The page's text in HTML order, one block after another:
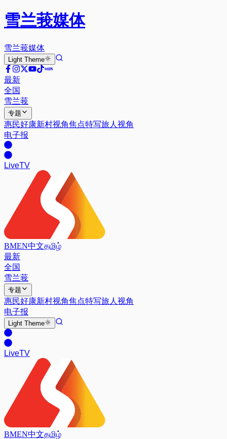
雪兰莪媒体
雪兰莪媒体
Light Theme
最新
全国
雪兰莪
专题
惠民好康新村视角焦点特写旅人视角
电子报
LiveTV
BMEN中文தமிழ்
最新
全国
雪兰莪
专题
惠民好康新村视角焦点特写旅人视角
电子报
Light Theme
LiveTV
BMEN中文தமிழ்